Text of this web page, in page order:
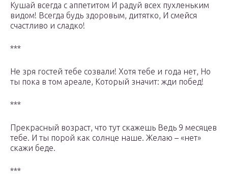
Кушай всегда с аппетитом И радуй всех пухленьким
видом! Всегда будь здоровым, дитятко, И смейся
счастливо и сладко!
***
Не зря гостей тебе созвали! Хотя тебе и года нет, Но
ты пока в том ареале, Который значит: жди побед!
***
Прекрасный возраст, что тут скажешь Ведь 9 месяцев
тебе. И ты порой как солнце наше. Желаю – «нет»
скажи беде.
***